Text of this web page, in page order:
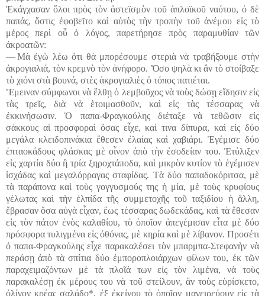
Ἐκάγχασαν ὅλοι πρὸς τὸν ἀστεϊσμὸν τοῦ ἁπλοϊκοῦ ναύτου, ὁ δὲ
παπάς, ὅστις ἐφοβεῖτο καὶ αὐτὸς τὴν τροπὴν τοῦ ἀνέμου εἰς τὸ
μέρος περὶ οὗ ὁ λόγος, παρετήρησε πρὸς παραμυθίαν τῶν
ἀκροατῶν:
― Μὰ ἐγὼ λέω ὅτι θὰ μπορέσουμε στεριὰ νὰ τραβήξουμε στὴν
ἀκρογιαλιά, τὸν κρεμνὸ τὸν ἀνήφορο. Ὅσο ψηλὰ κι ἂν τὸ στοίβαξε
τὸ χιόνι στὰ βουνά, στὲς ἀκρογιαλιὲς ὁ τόπος πατιέται.
Ἔμειναν σύμφωνοι νὰ ἔλθῃ ὁ λεμβοῦχος νὰ τοὺς δώσῃ εἴδησιν εἰς
τὰς τρεῖς, διὰ νὰ ἑτοιμασθοῦν, καὶ εἰς τὰς τέσσαρας νὰ
ἐκκινήσωσιν. Ὁ παπα-Φραγκούλης διέταξε νὰ τεθῶσιν εἰς
σάκκους αἱ προσφοραὶ ὅσας εἶχε, καί τινα δίπυρα, καὶ εἰς δύο
μεγάλα κλειδοπινάκια ἔθεσεν ἐλαίας καὶ χαβιάρι. Ἐγέμισε δύο
ἑπταοκάδους φλάσκας μὲ οἶνον ἀπὸ τὴν ἐσοδείαν του. Ἐτύλιξεν
εἰς χαρτία δύο ἢ τρία ξηροχτάποδα, καὶ μικρὸν κυτίον τὸ ἐγέμισεν
ἰσχάδας καὶ μεγαλόρραγας σταφίδας. Τὰ δύο παπαδοκόριτσα, μὲ
τὰ παράπονα καὶ τοὺς γογγυσμούς της ἡ μία, μὲ τοὺς κρυφίους
γέλωτας καὶ τὴν ἐλπίδα τῆς συμμετοχῆς τοῦ ταξιδίου ἡ ἄλλη,
ἔβρασαν ὅσα αὐγὰ εἶχαν, ἕως τέσσαρας δωδεκάδας, καὶ τὰ ἔθεσαν
εἰς τὸν πάτον ἑνὸς καλαθίου, τὸ ὁποῖον ἀπεγέμισαν εἶτα μὲ δύο
πρόσφορα τυλιγμένα εἰς ὀθόνας, μὲ κηρία καὶ μὲ λίβανον. Προσέτι
ὁ παπα-Φραγκούλης εἶχε παρακαλέσει τὸν μπαρμπα-Στεφανὴν νὰ
περάσῃ ἀπὸ τὰ σπίτια δύο ἐμποροπλοιάρχων φίλων του, ἐκ τῶν
παραχειμαζόντων μὲ τὰ πλοῖά των εἰς τὸν λιμένα, νὰ τοὺς
παρακαλέσῃ ἐκ μέρους του νὰ τοῦ στείλουν, ἂν τοὺς εὑρίσκετο,
ὀλίγον κρέας σαλάδο*, ἐξ ἐκείνου τὸ ὁποῖον μαγειρεύουν εἰς τὰ